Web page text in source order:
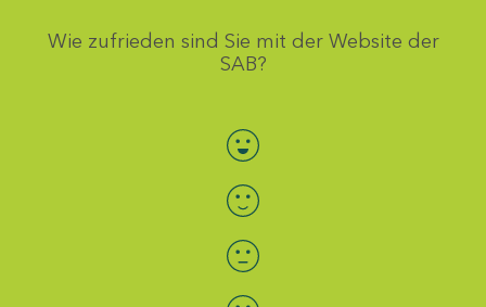
Wie zufrieden sind Sie mit der Website der
SAB?
Bewertung auswählen